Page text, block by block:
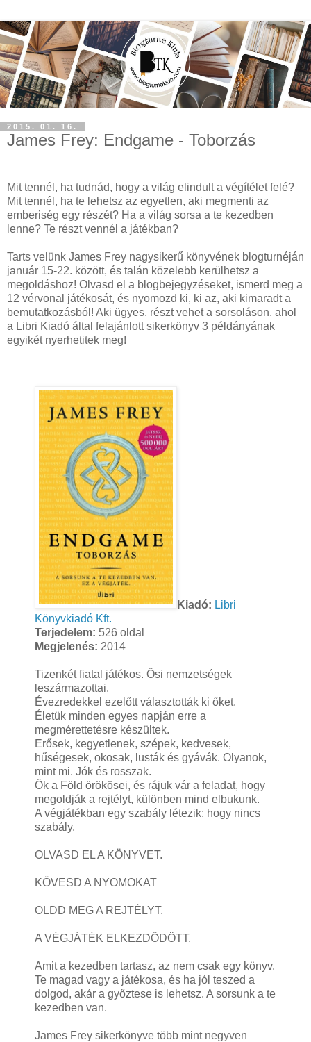
2015. 01. 16.
James Frey: Endgame - Toborzás
Mit tennél, ha tudnád, hogy a világ elindult a végítélet felé?
Mit tennél, ha te lehetsz az egyetlen, aki megmenti az
emberiség egy részét? Ha a világ sorsa a te kezedben
lenne? Te részt vennél a játékban?
Tarts velünk James Frey nagysikerű könyvének blogturnéján
január 15-22. között, és talán közelebb kerülhetsz a
megoldáshoz! Olvasd el a blogbejegyzéseket, ismerd meg a
12 vérvonal játékosát, és nyomozd ki, ki az, aki kimaradt a
bemutatkozásból! Aki ügyes, részt vehet a sorsoláson, ahol
a Libri Kiadó által felajánlott sikerkönyv 3 példányának
egyikét nyerhetitek meg!
Kiadó: Libri
Könyvkiadó Kft.
Terjedelem: 526 oldal
Megjelenés: 2014
Tizenkét fiatal játékos. Ősi nemzetségek
leszármazottai.
Évezredekkel ezelőtt választották ki őket.
Életük minden egyes napján erre a
megmérettetésre készültek.
Erősek, kegyetlenek, szépek, kedvesek,
hűségesek, okosak, lusták és gyávák. Olyanok,
mint mi. Jók és rosszak.
Ők a Föld örökösei, és rájuk vár a feladat, hogy
megoldják a rejtélyt, különben mind elbukunk.
A végjátékban egy szabály létezik: hogy nincs
szabály.
OLVASD EL A KÖNYVET.
KÖVESD A NYOMOKAT
OLDD MEG A REJTÉLYT.
A VÉGJÁTÉK ELKEZDŐDÖTT.
Amit a kezedben tartasz, az nem csak egy könyv.
Te magad vagy a játékosa, és ha jól teszed a
dolgod, akár a győztese is lehetsz. A sorsunk a te
kezedben van.
James Frey sikerkönyve több mint negyven